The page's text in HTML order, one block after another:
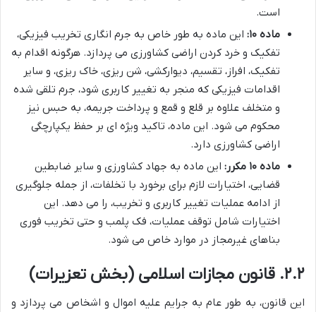
است.
ماده ۱۰:
این ماده به طور خاص به جرم انگاری تخریب فیزیکی،
تفکیک و خرد کردن اراضی کشاورزی می پردازد. هرگونه اقدام به
تفکیک، افراز، تقسیم، دیوارکشی، شن ریزی، خاک ریزی، و سایر
اقدامات فیزیکی که منجر به تغییر کاربری شود، جرم تلقی شده
و متخلف علاوه بر قلع و قمع و پرداخت جریمه، به حبس نیز
محکوم می شود. این ماده، تاکید ویژه ای بر حفظ یکپارچگی
اراضی کشاورزی دارد.
ماده ۱۰ مکرر:
این ماده به جهاد کشاورزی و سایر ضابطین
قضایی، اختیارات لازم برای برخورد با تخلفات، از جمله جلوگیری
از ادامه عملیات تغییر کاربری و تخریب، را می دهد. این
اختیارات شامل توقف عملیات، فک پلمب و حتی تخریب فوری
بناهای غیرمجاز در موارد خاص می شود.
۲.۲. قانون مجازات اسلامی (بخش تعزیرات)
این قانون، به طور عام به جرایم علیه اموال و اشخاص می پردازد و